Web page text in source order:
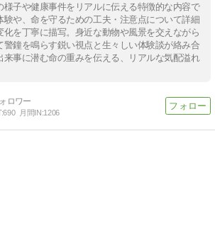
様子や健康事件をリアルに伝える特徴的な内容で
験や、命を守るための工夫・注意点について詳細
化を丁寧に描写。身近な動物や風景を交えながら
警鐘を鳴らす鋭い視点と生々しい体験談が絡み合
来事に潜む命の重みを伝える、リアルな気配溢れ
690 月間IN:1206